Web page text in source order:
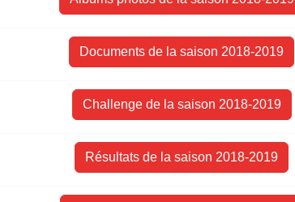
Documents de la saison 2018-2019
Challenge de la saison 2018-2019
Résultats de la saison 2018-2019